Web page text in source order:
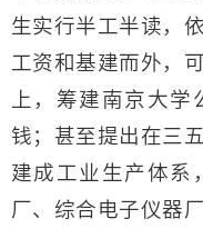
生实行半工半读，
工资和基建而外，
上，筹建南京大
钱；甚至提出在三
建成工业生产体系
厂、综合电子仪器